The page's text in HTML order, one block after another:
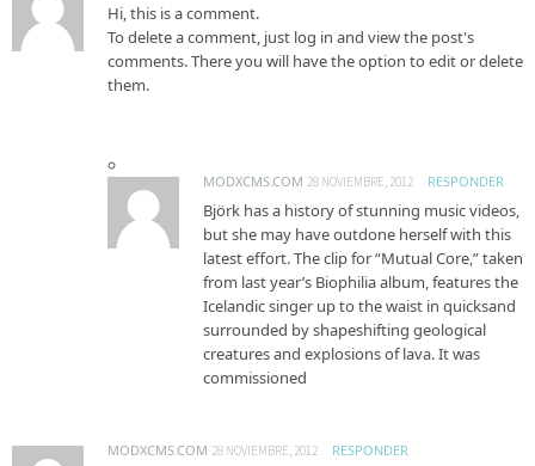
Hi, this is a comment.
To delete a comment, just log in and view the post's
comments. There you will have the option to edit or delete
them.
MODXCMS.COM 28 NOVIEMBRE, 2012 RESPONDER
Björk has a history of stunning music videos,
but she may have outdone herself with this
latest effort. The clip for “Mutual Core,” taken
from last year’s Biophilia album, features the
Icelandic singer up to the waist in quicksand
surrounded by shapeshifting geological
creatures and explosions of lava. It was
commissioned
MODXCMS.COM 28 NOVIEMBRE, 2012 RESPONDER